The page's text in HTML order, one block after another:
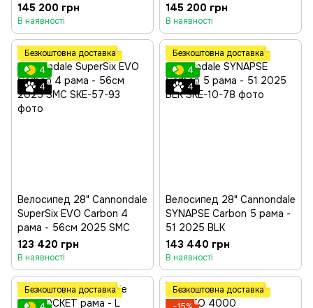
145 200 грн
В наявності
145 200 грн
В наявності
Безкоштовна доставка
4
4
Велосипед 28" Cannondale
SuperSix EVO Carbon 4
рама - 56см 2025 SMC
123 420 грн
В наявності
Безкоштовна доставка
4
4
Велосипед 28" Cannondale
SYNAPSE Carbon 5 рама -
51 2025 BLK
143 440 грн
В наявності
Безкоштовна доставка
Безкоштовна доставка